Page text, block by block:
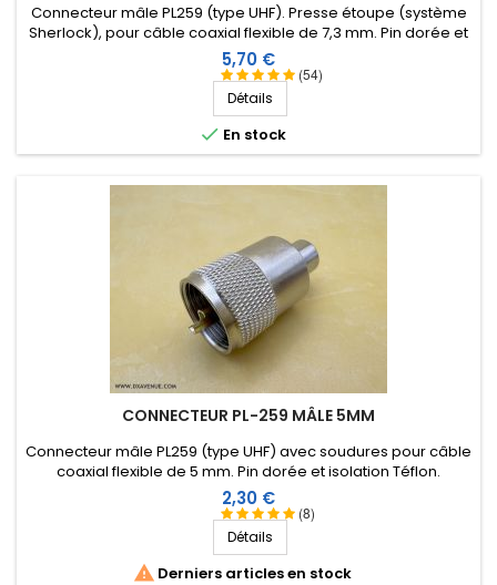
(54)
Connecteur mâle PL259 (type UHF). Presse étoupe (système
Sherlock), pour câble coaxial flexible de 7,3 mm. Pin dorée et
isolation Téflon.
Prix
5,70 €
Détails
 En stock
CONNECTEUR PL-259 MÂLE 5MM
(8)
Connecteur mâle PL259 (type UHF) avec soudures pour câble
coaxial flexible de 5 mm. Pin dorée et isolation Téflon.
Prix
2,30 €
Détails
 Derniers articles en stock